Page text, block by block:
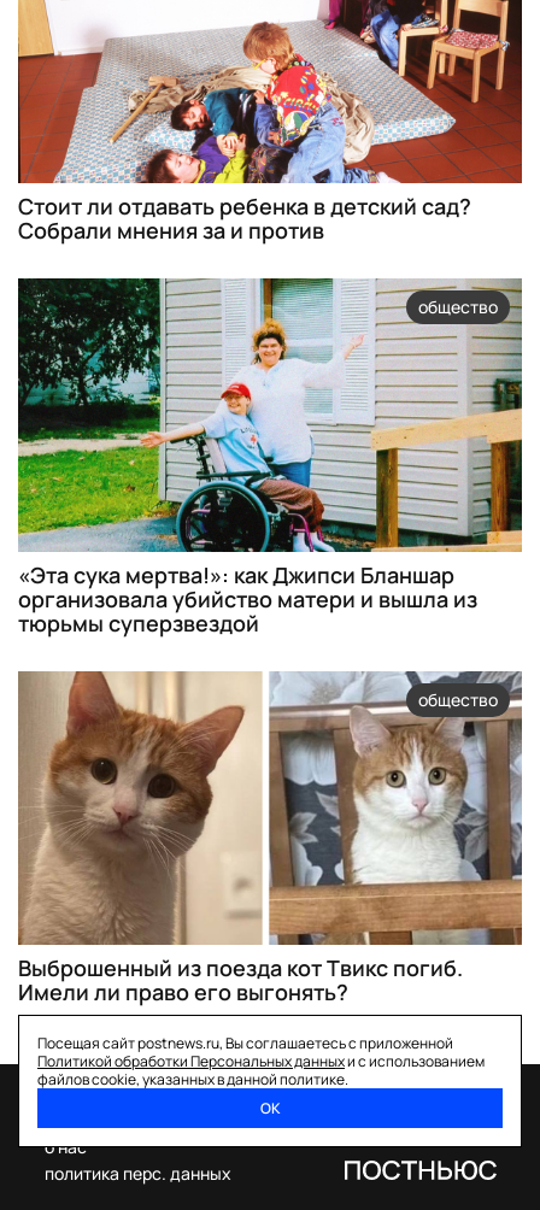
Стоит ли отдавать ребенка в детский сад?
Собрали мнения за и против
общество
«Эта сука мертва!»: как Джипси Бланшар
организовала убийство матери и вышла из
тюрьмы суперзвездой
общество
Выброшенный из поезда кот Твикс погиб.
Имели ли право его выгонять?
Посещая сайт postnews.ru, Вы соглашаетесь с приложенной
Политикой обработки Персональных данныхи с использованием
файлов cookie, указанных в данной политике.
ОК
о нас
политика перс. данных